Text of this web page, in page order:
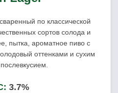
по классической
сортов солода и
пытка, ароматное пиво с
оттенками и сухим
3.7%